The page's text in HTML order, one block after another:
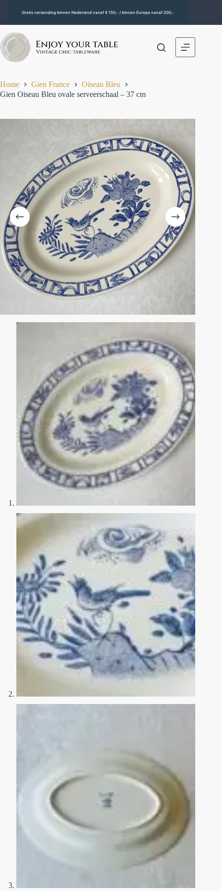
Gratis verzending binnen Nederland vanaf € 150,- / binnen Europa vanaf 200,-
Home Gien France
Oiseau Bleu
Gien Oiseau Bleu ovale serveerschaal – 37 cm